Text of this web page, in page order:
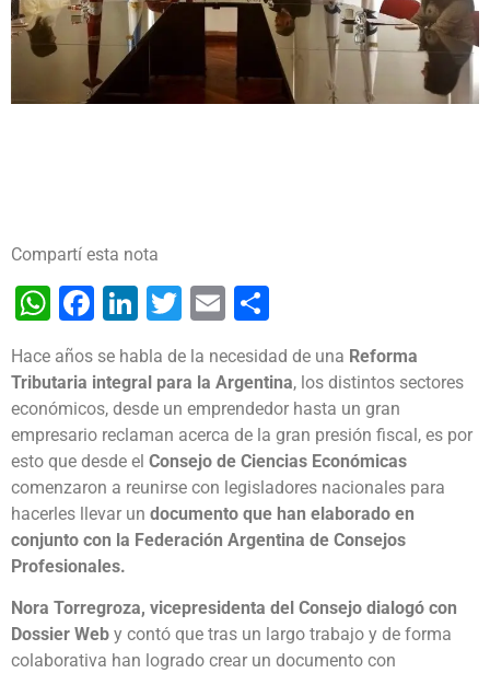
Compartí esta nota
WhatsApp
Facebook
LinkedIn
Twitter
Email
Hace años se habla de la necesidad de una Reforma
Tributaria integral para la Argentina, los distintos sectores
económicos, desde un emprendedor hasta un gran
empresario reclaman acerca de la gran presión fiscal, es por
esto que desde el Consejo de Ciencias Económicas
comenzaron a reunirse con legisladores nacionales para
hacerles llevar un documento que han elaborado en
conjunto con la Federación Argentina de Consejos
Profesionales.
Nora Torregroza, vicepresidenta del Consejo dialogó con
Dossier Web y contó que tras un largo trabajo y de forma
colaborativa han logrado crear un documento con